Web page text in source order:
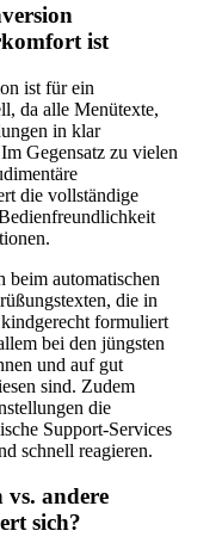
ist
ist für ein
da alle Menütexte,
in klar
Gegensatz zu vielen
die vollständige
beim automatischen
die in
formuliert
bei den jüngsten
und auf gut
sind. Zudem
die
Support-Services
schnell reagieren.
vs. andere
sich?